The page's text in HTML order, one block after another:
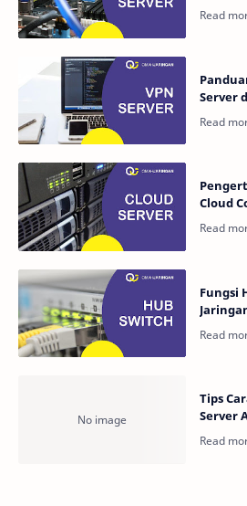
Server
Cloud
Fungsi
Tips
Server